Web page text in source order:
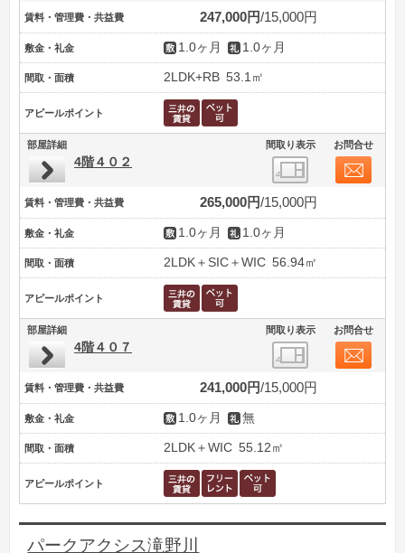
賃料・管理費・共益費 247,000円 15,000円
敷金・礼金 1.0ヶ月 1.0ヶ月
間取・面積 2LDK+RB 53.1㎡
アピールポイント
部屋詳細 間取り表示 お問合せ
4階４０２
賃料・管理費・共益費 265,000円 15,000円
敷金・礼金 1.0ヶ月 1.0ヶ月
間取・面積 2LDK＋SIC＋WIC 56.94㎡
アピールポイント
部屋詳細 間取り表示 お問合せ
4階４０７
賃料・管理費・共益費 241,000円 15,000円
敷金・礼金 1.0ヶ月 無
間取・面積 2LDK＋WIC 55.12㎡
アピールポイント
パークアクシス滝野川